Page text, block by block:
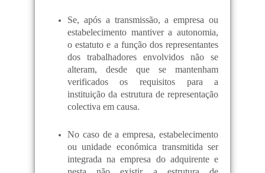
Se, após a transmissão, a empresa ou
estabelecimento mantiver a autonomia,
o estatuto e a função dos representantes
dos trabalhadores envolvidos não se
alteram, desde que se mantenham
verificados os requisitos para a
instituição da estrutura de representação
colectiva em causa.
No caso de a empresa, estabelecimento
ou unidade económica transmitida ser
integrada na empresa do adquirente e